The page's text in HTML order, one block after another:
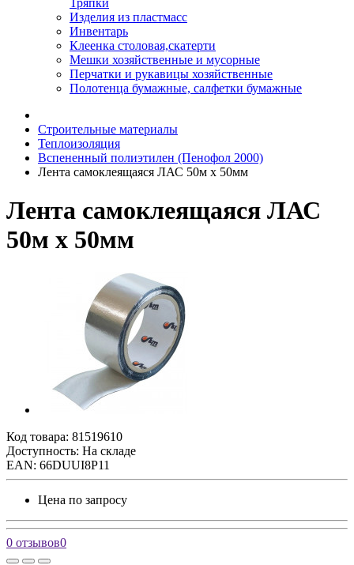
Тряпки
Изделия из пластмасс
Инвентарь
Клеенка столовая,скатерти
Мешки хозяйственные и мусорные
Перчатки и рукавицы хозяйственные
Полотенца бумажные, салфетки бумажные
Строительные материалы
Теплоизоляция
Вспененный полиэтилен (Пенофол 2000)
Лента самоклеящаяся ЛАС 50м х 50мм
Лента самоклеящаяся ЛАС
50м х 50мм
Код товара: 81519610
Доступность: На складе
EAN: 66DUUI8P11
Цена по запросу
0 отзывов0